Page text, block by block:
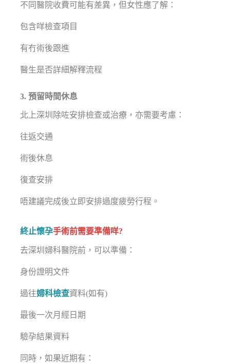
不同醫院收費可能有差異，但女性應了解：
包含咩檢查項目
有冇術後跟進
醫生是否詳細解釋流程
3. 預留時間休息
北上深圳除咗安排檢查或治療，亦需要考慮：
往返交通
術後休息
復查安排
唔建議完成後立即安排過度疲勞行程。
終止懷孕手術前需要準備咩?
去深圳婦科醫院前，可以準備：
身份證明文件
過往婦科檢查資料(如有)
最後一次月經日期
驗孕結果資料
同時，如果近期有：